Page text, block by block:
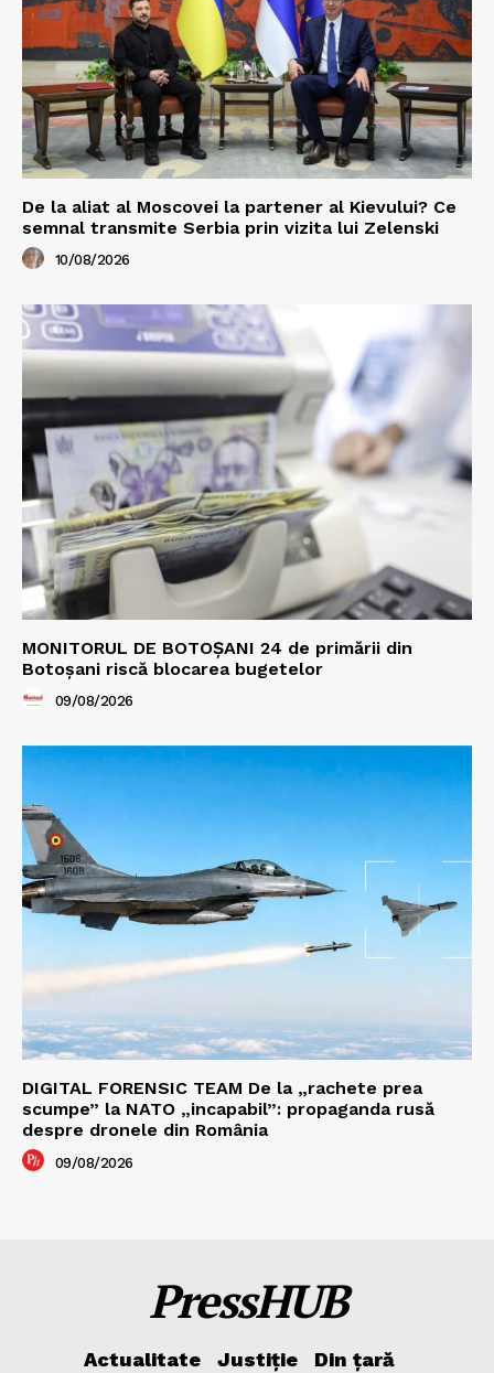
De la aliat al Moscovei la partener al Kievului? Ce
semnal transmite Serbia prin vizita lui Zelenski
10/08/2026
MONITORUL DE BOTOȘANI 24 de primării din
Botoșani riscă blocarea bugetelor
09/08/2026
DIGITAL FORENSIC TEAM De la „rachete prea
scumpe” la NATO „incapabil”: propaganda rusă
despre dronele din România
09/08/2026
PressHUB
Actualitate Justiție
Din țară